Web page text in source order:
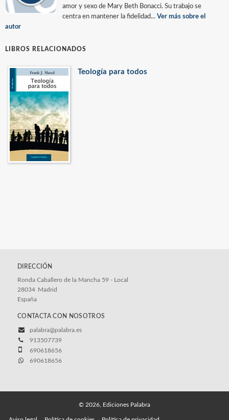
amor y sexo de Mary Beth Bonacci. Su trabajo se
centra en mantener la fidelidad... Ver más sobre el
autor
LIBROS RELACIONADOS
Teología para todos
DIRECCIÓN
Ronda Caballero de la Mancha 59 - Local
28034 Madrid
España
CONTACTA CON NOSOTROS
palabra@palabra.es
913507739
690618656
690618656
© 2026, Ediciones Palabra